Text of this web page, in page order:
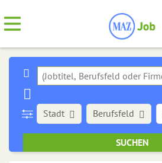
Stadt Berufsfeld